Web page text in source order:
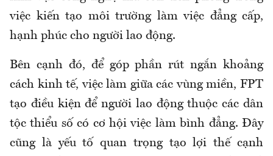
việc kiến tạo môi trường làm việc đẳng cấp,
hạnh phúc cho người lao động.
Bên cạnh đó, để góp phần rút ngắn khoảng
cách kinh tế, việc làm giữa các vùng miền, FPT
tạo điều kiện để người lao động thuộc các dân
tộc thiểu số có cơ hội việc làm bình đẳng. Đây
cũng là yếu tố quan trọng tạo lợi thế cạnh